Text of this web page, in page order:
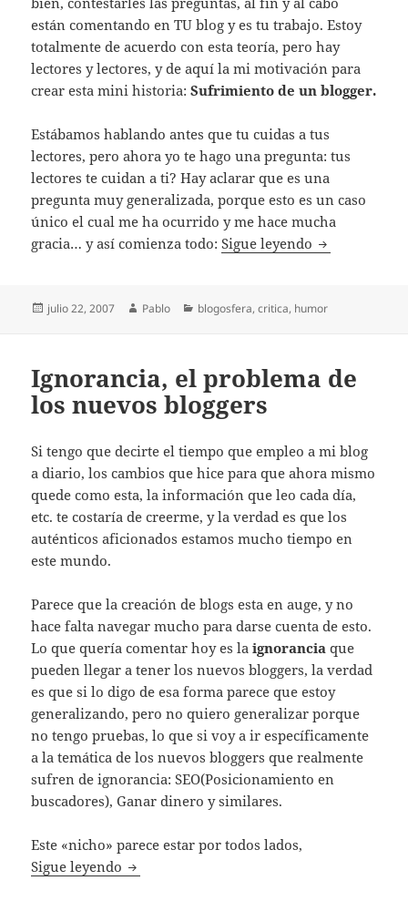
están comentando en TU blog y es tu trabajo. Estoy
totalmente de acuerdo con esta teoría, pero hay
lectores y lectores, y de aquí la mi motivación para
crear esta mini historia:Sufrimiento de un blogger.
Estábamos hablando antes que tu cuidas a tus
lectores, pero ahora yo te hago una pregunta: tus
lectores te cuidan a ti? Hay aclarar que es una
pregunta muy generalizada, porque esto es un caso
único el cual me ha ocurrido y me hace mucha
gracia… y así comienza todo:Sigue leyendo Mi historia:
Publicado
julio 22, 2007 Autor
Pablo Categorías
blogosfera,critica, humor
Ignorancia, el problema de
los nuevos bloggers
Si tengo que decirte el tiempo que empleo a mi blog
a diario, los cambios que hice para que ahora mismo
quede como esta, la información que leo cada día,
etc. te costaría de creerme, y la verdad es que los
auténticos aficionados estamos mucho tiempo en
este mundo.
Parece que la creación de blogs esta en auge, y no
hace falta navegar mucho para darse cuenta de esto.
Lo que quería comentar hoy es laignorancia que
pueden llegar a tener los nuevos bloggers, la verdad
es que si lo digo de esa forma parece que estoy
generalizando, pero no quiero generalizar porque
no tengo pruebas, lo que si voy a ir específicamente
a la temática de los nuevos bloggers que realmente
sufren de ignorancia: SEO(Posicionamiento en
buscadores), Ganar dinero y similares.
Este «nicho» parece estar por todos lados,
Sigue leyendo Ignorancia, el problema de los nuevos